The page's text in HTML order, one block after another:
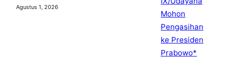
Agustus 1, 2026